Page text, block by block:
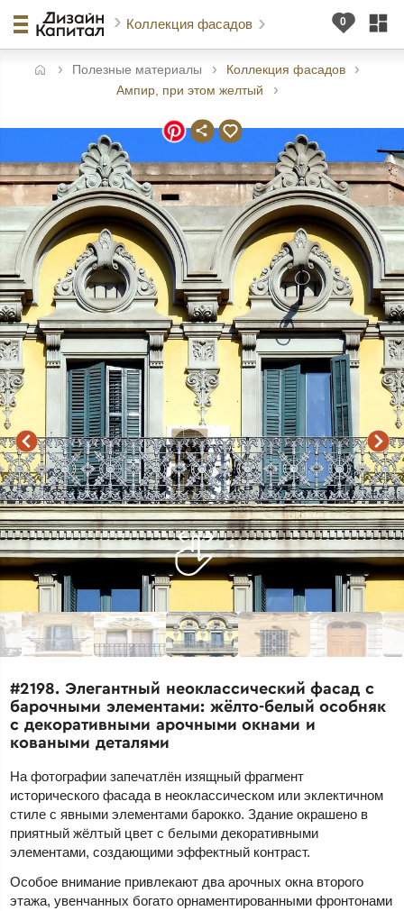
Коллекция фасадов
Полезные материалы
Коллекция фасадов
Ампир, при этом желтый
#2198. Элегантный неоклассический фасад с
барочными элементами: жёлто-белый особняк
с декоративными арочными окнами и
коваными деталями
На фотографии запечатлён изящный фрагмент
исторического фасада в неоклассическом или эклектичном
стиле с явными элементами барокко. Здание окрашено в
приятный жёлтый цвет с белыми декоративными
элементами, создающими эффектный контраст.
Особое внимание привлекают два арочных окна второго
этажа, увенчанных богато орнаментированными фронтонами